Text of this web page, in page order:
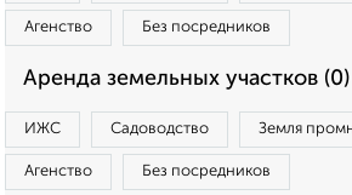
Агенство Без посредников
Аренда земельных участков (0)
ИЖС Садоводство Земля
Агенство Без посредников